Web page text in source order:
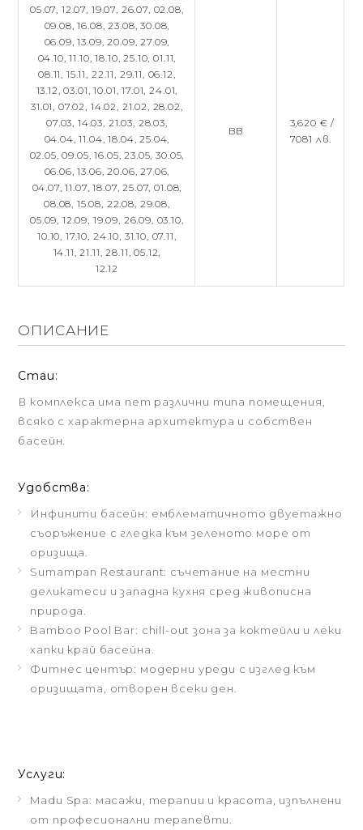
05.07, 12.07, 19.07, 26.07, 02.08,
09.08,16.08,23.08,30.08,
06.09,13.09,20.09,27.09,
04.10,11.10,18.10,25.10,01.11,
08.11, 15.11, 22.11, 29.11, 06.12,
13.12,03.01,10.01,17.01,24.01,
31.01, 07.02, 14.02, 21.02, 28.02,
07.03, 14.03, 21.03, 28.03,
04.04,11.04,18.04,25.04,
02.05,09.05,16.05,23.05,30.05,
06.06,13.06,20.06,27.06,
04.07,11.07,18.07,25.07,01.08,
08.08, 15.08, 22.08, 29.08,
05.09, 12.09, 19.09, 26.09, 03.10,
10.10, 17.10, 24.10, 31.10, 07.11,
14.11,21.11,28.11,05.12,
12.12
BB
3,620 € /
7081 лв.
ОПИСАНИЕ
Стаи:
В комплекса има пет различни типа помещения,
всяко с характерна архитектура и собствен
басейн.
Удобства:
Инфинити басейн: емблематичното двуетажно
съоръжение с гледка към зеленото море от
оризища.
Sumampan Restaurant: съчетание на местни
деликатеси и западна кухня сред живописна
природа.
Bamboo Pool Bar: chill-out зона за коктейли и леки
хапки край басейна.
Фитнес център: модерни уреди с изглед към
оризищата, отворен всеки ден.
Услуги:
Madu Spa: масажи, терапии и красота, изпълнени
от професионални терапевти.